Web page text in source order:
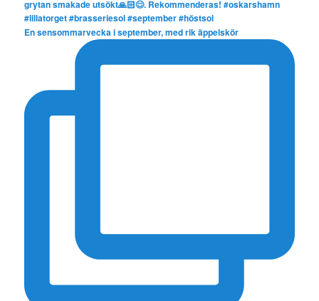
En sensommarvecka i september, med rik äppelskör